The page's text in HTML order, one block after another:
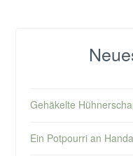
Gehäkelte
Ein Potpourri an